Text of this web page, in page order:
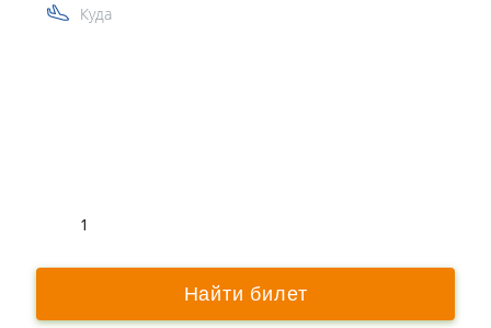
Куда
1
Найти билет